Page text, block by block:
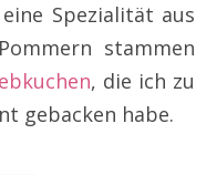
Spezialität aus
stammen
, die ich zu
gebacken habe.